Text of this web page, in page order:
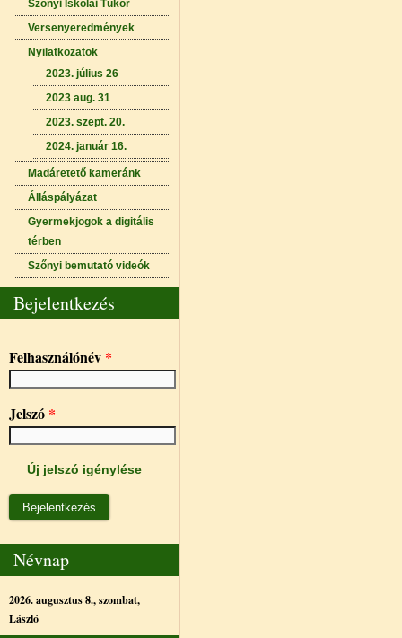
Szőnyi Iskolai Tükör
Versenyeredmények
Nyilatkozatok
2023. július 26
2023 aug. 31
2023. szept. 20.
2024. január 16.
Madáretető kameránk
Álláspályázat
Gyermekjogok a digitális
térben
Szőnyi bemutató videók
Bejelentkezés
Felhasználónév *
Jelszó *
Új jelszó igénylése
Névnap
2026. augusztus 8., szombat,
László